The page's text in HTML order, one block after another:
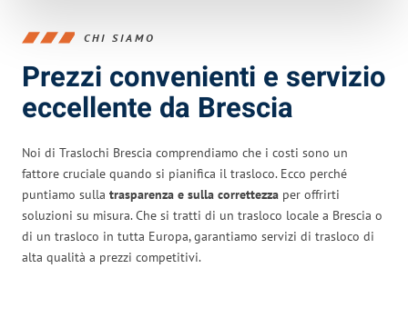
CHI SIAMO
Prezzi convenienti e servizio
eccellente da Brescia
Noi di Traslochi Brescia comprendiamo che i costi sono un
fattore cruciale quando si pianifica il trasloco. Ecco perché
puntiamo sulla trasparenza e sulla correttezza per offrirti
soluzioni su misura. Che si tratti di un trasloco locale a Brescia o
di un trasloco in tutta Europa, garantiamo servizi di trasloco di
alta qualità a prezzi competitivi.